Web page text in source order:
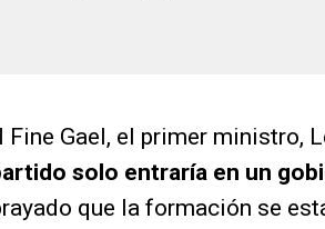
Gael, el primer ministro,
solo entraría en un
que la formación se